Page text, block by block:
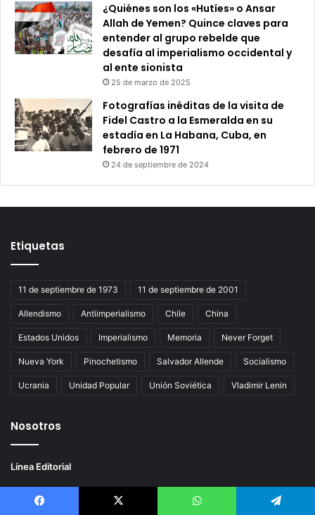
¿Quiénes son los «Hutíes» o Ansar
Allah de Yemen? Quince claves para
entender al grupo rebelde que
desafía al imperialismo occidental y
al ente sionista
25 de marzo de 2025
Fotografías inéditas de la visita de
Fidel Castro a la Esmeralda en su
estadía en La Habana, Cuba, en
febrero de 1971
24 de septiembre de 2024
Etiquetas
11 de septiembre de 1973 11 de septiembre de 2001
Allendismo Antiimperialismo Chile China
Estados Unidos Imperialismo Memoria Never Forget
Nueva York Pinochetismo Salvador Allende Socialismo
Ucrania Unidad Popular Unión Soviética Vladimir Lenin
Nosotros
Línea Editorial
Páginas